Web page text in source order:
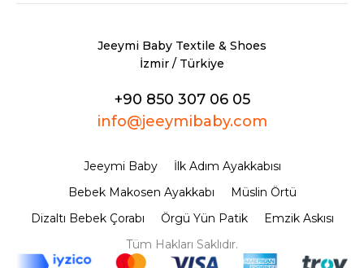
Jeeymi Baby Textile & Shoes
İzmir / Türkiye
+90 850 307 06 05
info@jeeymibaby.com
Jeeymi Baby
İlk Adım Ayakkabısı
Bebek Makosen Ayakkabı
Müslin Örtü
Dizaltı Bebek Çorabı
Örgü Yün Patik
Emzik Askısı
Tüm Hakları Saklıdır.